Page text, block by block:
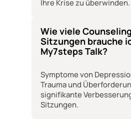
Ihre Krise zu überwinden.
Wie viele
Sitzungen brauche
My7steps Talk?
Symptome von
Trauma und
signifikante
Sitzungen.